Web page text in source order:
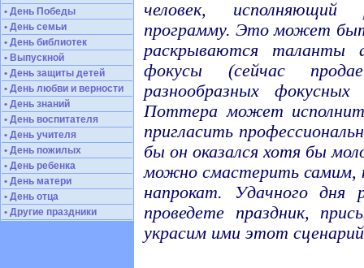
• День Победы
• День семьи
• День библиотек
• Выпускной
• День защиты детей
• День любви и верности
• День знаний
• День воспитателя
• День учителя
• День пожилых
• День ребенка
• День матери
• День отца
• Другие праздники
человек,
программу. Это может
раскрываются
фокусы (сейчас
разнообразных
Поттера может
пригласить
бы он оказался хотя бы
можно смастерить самим,
напрокат. Удачного дня
проведете праздник,
украсим ими этот